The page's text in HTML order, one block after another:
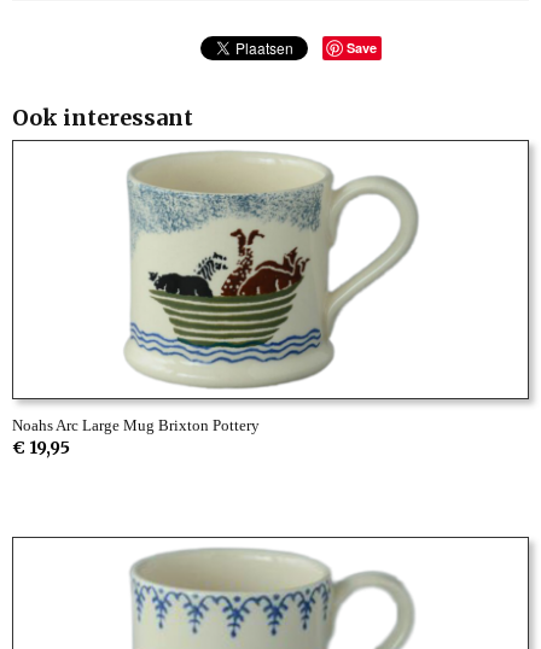
Save
Ook interessant
Noahs Arc Large Mug Brixton Pottery
€ 19,95